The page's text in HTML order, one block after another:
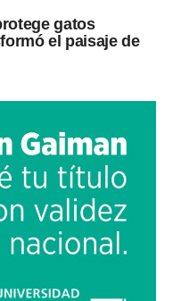
gatos
el paisaje de